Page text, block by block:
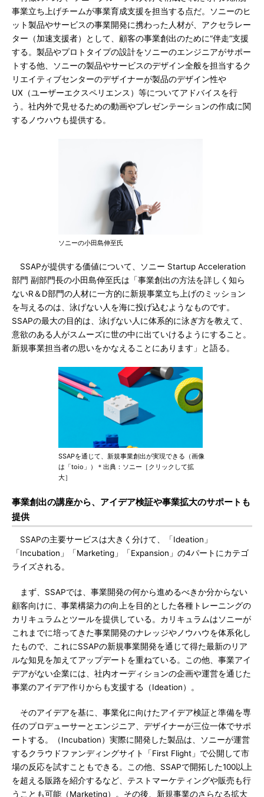
事業立ち上げチームが事業育成支援を担当する点だ。ソニーのヒ
ット製品やサービスの事業開発に携わった人材が、アクセラレー
ター（加速支援者）として、顧客の事業創出のために“伴走”支援
する。製品やプロトタイプの設計をソニーのエンジニアがサポー
トする他、ソニーの製品やサービスのデザイン全般を担当するク
リエイティブセンターのデザイナーが製品のデザイン性や
UX（ユーザーエクスペリエンス）等についてアドバイスを行
う。社内外で見せるための動画やプレゼンテーションの作成に関
するノウハウも提供する。
ソニーの小田島伸至氏
SSAPが提供する価値について、ソニー Startup Acceleration
部門 副部門長の小田島伸至氏は「事業創出の方法を詳しく知ら
ないR＆D部門の人材に一方的に新規事業立ち上げのミッション
を与えるのは、泳げない人を海に投げ込むようなものです。
SSAPの最大の目的は、泳げない人に体系的に泳ぎ方を教えて、
意欲のある人がスムーズに世の中に出ていけるようにすること。
新規事業担当者の思いをかなえることにあります」と語る。
SSAPを通じて、新規事業創出が実現できる（画像
は「toio」）＊出典：ソニー［クリックして拡
大］
事業創出の講座から、アイデア検証や事業拡大のサポートも
提供
SSAPの主要サービスは大きく分けて、「Ideation」
「Incubation」「Marketing」「Expansion」の4パートにカテゴ
ライズされる。
まず、SSAPでは、事業開発の何から進めるべきか分からない
顧客向けに、事業構築力の向上を目的とした各種トレーニングの
カリキュラムとツールを提供している。カリキュラムはソニーが
これまでに培ってきた事業開発のナレッジやノウハウを体系化し
たもので、これにSSAPの新規事業開発を通じて得た最新のリア
ルな知見を加えてアップデートを重ねている。この他、事業アイ
デアがない企業には、社内オーディションの企画や運営を通じた
事業のアイデア作りからも支援する（Ideation）。
そのアイデアを基に、事業化に向けたアイデア検証と準備を専
任のプロデューサーとエンジニア、デザイナーが三位一体でサポ
ートする。（Incubation）実際に開発した製品は、ソニーが運営
するクラウドファンディングサイト「First Flight」で公開して市
場の反応を試すこともできる。この他、SSAPで開拓した100以上
を超える販路を紹介するなど、テストマーケティングや販売も行
うことも可能（Marketing）。その後、新規事業のさらなる拡大